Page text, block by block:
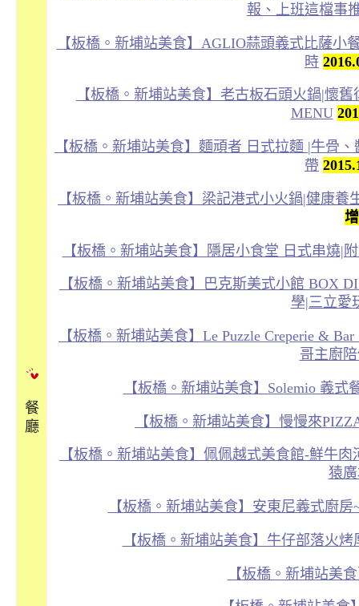
餐
廳
報、上班這檔事
【板橋。新埔站美食】AGLIO蒜頭義式比薩小
時
【板橋。新埔站美食】老古板石頭火鍋|懷
MENU
【板橋。新埔站美食】麵頑者 日式拉麵 |牛骨
帶
【板橋。新埔站美食】梁記港式小火鍋|健康
增
【板橋。新埔站美食】隱居小食堂 日式串燒|
【板橋。新埔站美食】巴克斯美式小館 BOX
學|三立愛
【板橋。新埔站美食】Le Puzzle Creperie &
哥主廚
【板橋。新埔站美食】Solemio 義
【板橋。新埔站美食】慢慢來
【板橋。新埔站美食】佩佩越式美食館-鮮牛
猿
【板橋。新埔站美食】安東尼義式廚
【板橋。新埔站美食】牛仔部落火
【板橋。新埔站美